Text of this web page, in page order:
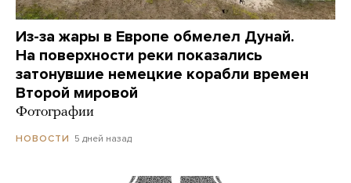
Из-за жары в Европе обмелел Дунай.
На поверхности реки показались
затонувшие немецкие корабли времен
Второй мировой
Фотографии
НОВОСТИ 5 дней назад